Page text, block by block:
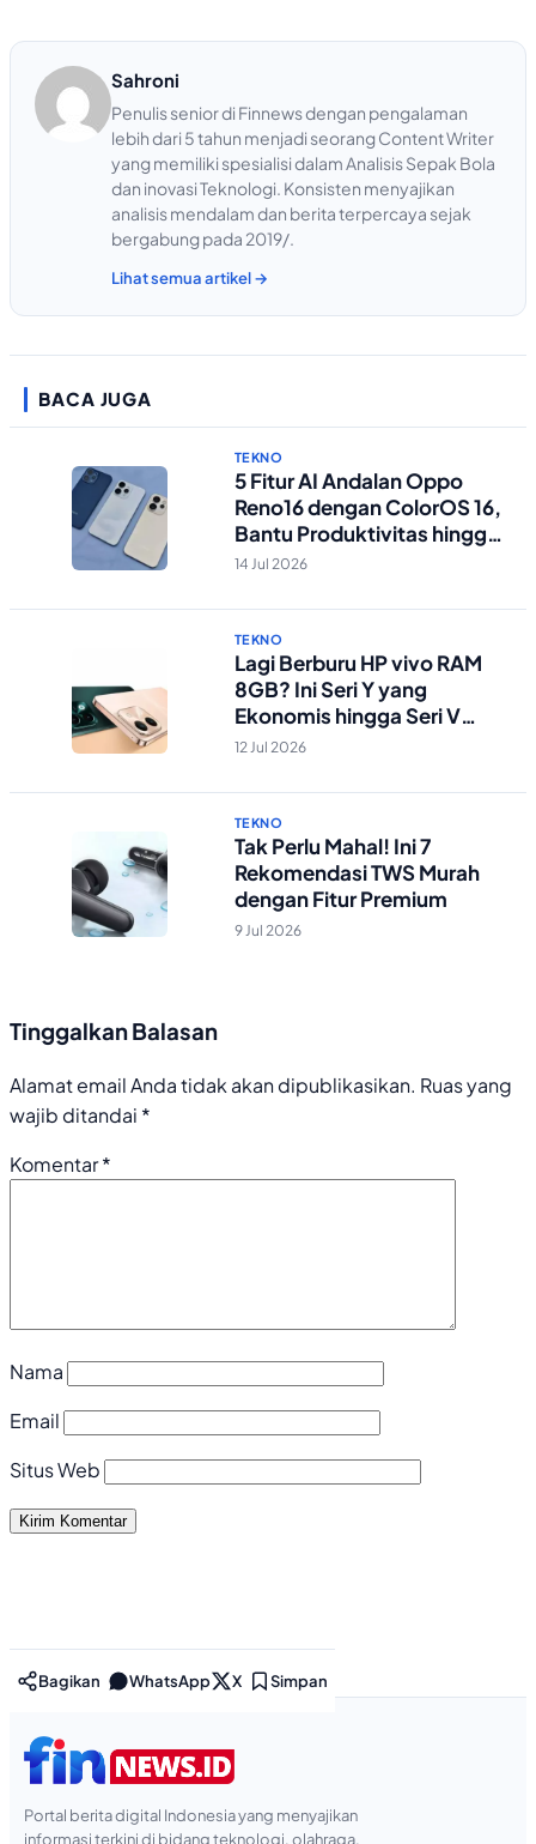
Sahroni
Penulis senior di Finnews dengan pengalaman
lebih dari 5 tahun menjadi seorang Content Writer
yang memiliki spesialisi dalam Analisis Sepak Bola
dan inovasi Teknologi. Konsisten menyajikan
analisis mendalam dan berita terpercaya sejak
bergabung pada 2019/.
Lihat semua artikel →
BACA JUGA
TEKNO
5 Fitur AI Andalan Oppo
Reno16 dengan ColorOS 16,
Bantu Produktivitas hingga
Edit Foto Lebih Praktis
14 Jul 2026
TEKNO
Lagi Berburu HP vivo RAM
8GB? Ini Seri Y yang
Ekonomis hingga Seri V
Berstandar Militer!
12 Jul 2026
TEKNO
Tak Perlu Mahal! Ini 7
Rekomendasi TWS Murah
dengan Fitur Premium
9 Jul 2026
Tinggalkan Balasan
Alamat email Anda tidak akan dipublikasikan. Ruas yang
wajib ditandai *
Komentar*
Nama
Email
Situs Web
Bagikan WhatsApp X Simpan
Portal berita digital Indonesia yang menyajikan
informasi terkini di bidang teknologi, olahraga,